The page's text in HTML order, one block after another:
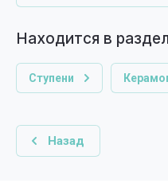
Находится в
Ступени
Назад